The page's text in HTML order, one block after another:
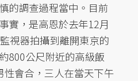
的調查過程當中。目前
實，是高恩於去年12月
視器拍攝到離開東京的
800公尺附近的高級飯
性會合，三人在當天下午